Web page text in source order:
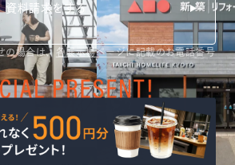
資料請求をする
の場合は、 各展示場ページに記載のお電話番号